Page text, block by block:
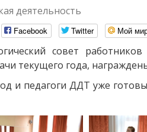
деятельность
Facebook Twitter Мой
совет
текущего года,
и педагоги ДДТ уже